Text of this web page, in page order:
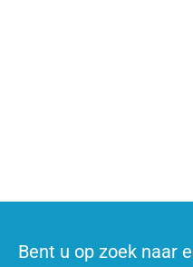
Bent u op zoek naar